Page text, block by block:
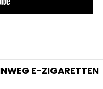
E-ZIGARETTEN